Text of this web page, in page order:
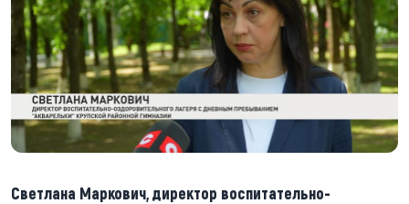
Светлана Маркович, директор воспитательно-